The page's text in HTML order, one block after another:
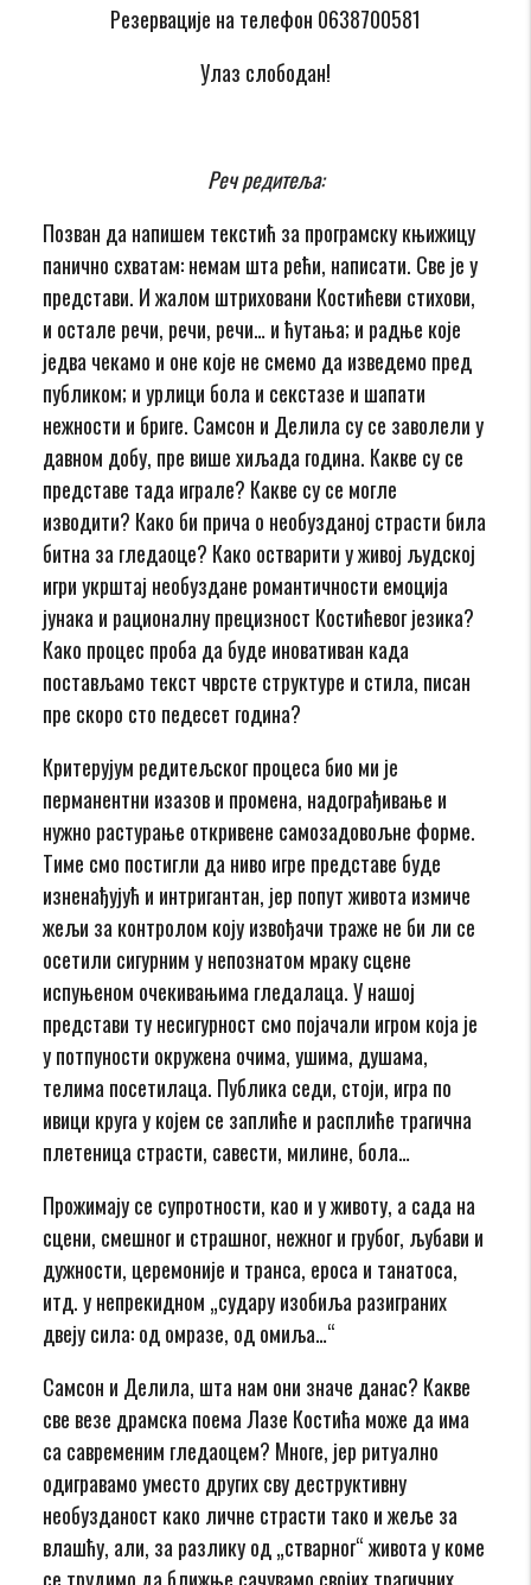
Резервације на телефон 0638700581
Улаз слободан!
Реч редитеља:
Позван да напишем текстић за програмску књижицу
панично схватам: немам шта рећи, написати. Све је у
представи. И жалом штриховани Костићеви стихови,
и остале речи, речи, речи… и ћутања; и радње које
једва чекамо и оне које не смемо да изведемо пред
публиком; и урлици бола и секстазе и шапати
нежности и бриге. Самсон и Делила су се заволели у
давном добу, пре више хиљада година. Какве су се
представе тада играле? Какве су се могле
изводити? Како би прича о необузданој страсти била
битна за гледаоце? Како остварити у живој људској
игри укрштај необуздане романтичности емоција
јунака и рационалну прецизност Костићевог језика?
Како процес проба да буде иновативан када
постављамо текст чврсте структуре и стила, писан
пре скоро сто педесет година?
Критерујум редитељског процеса био ми је
перманентни изазов и промена, надограђивање и
нужно растурање откривене самозадовољне форме.
Тиме смо постигли да ниво игре представе буде
изненађујућ и интригантан, јер попут живота измиче
жељи за контролом коју извођачи траже не би ли се
осетили сигурним у непознатом мраку сцене
испуњеном очекивањима гледалаца. У нашој
представи ту несигурност смо појачали игром која је
у потпуности окружена очима, ушима, душама,
телима посетилаца. Публика седи, стоји, игра по
ивици круга у којем се заплиће и расплиће трагична
плетеница страсти, савести, милине, бола…
Прожимају се супротности, као и у животу, а сада на
сцени, смешног и страшног, нежног и грубог, љубави и
дужности, церемоније и транса, ероса и танатоса,
итд. у непрекидном „судару изобиља разиграних
двеју сила: од омразе, од омиља…“
Самсон и Делила, шта нам они значе данас? Какве
све везе драмска поема Лазе Костића може да има
са савременим гледаоцем? Многе, јер ритуално
одигравамо уместо других сву деструктивну
необузданост како личне страсти тако и жеље за
влашћу, али, за разлику од „стварног“ живота у коме